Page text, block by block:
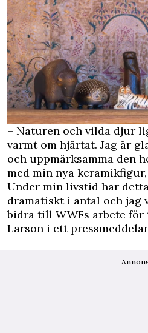
– Naturen och vilda djur
varmt om hjärtat. Jag är
och uppmärksamma den
med min nya
Under min livstid har
dramatiskt i antal och jag
bidra till WWFs arbete för
Larson i ett